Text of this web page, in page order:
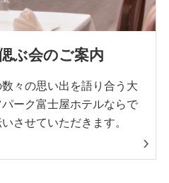
ぶ会のご案内
々の思い出を語り合う大
ーク富士屋ホテルならで
させていただきます。